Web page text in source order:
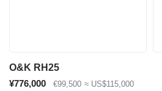
O&K RH25
¥776,000
€99,500 ≈ US$115,000